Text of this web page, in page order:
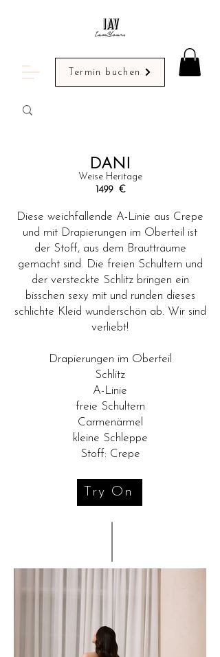
Termin buchen
DANI
Weise Heritage
1499 €
Diese weichfallende A-Linie aus Crepe
und mit Drapierungen im Oberteil ist
der Stoff, aus dem Brautträume
gemacht sind. Die freien Schultern und
der versteckte Schlitz bringen ein
bisschen sexy mit und runden dieses
schlichte Kleid wunderschön ab. Wir sind
verliebt!
Drapierungen im Oberteil
Schlitz
A-Linie
freie Schultern
Carmenärmel
kleine Schleppe
Stoff: Crepe
Try On